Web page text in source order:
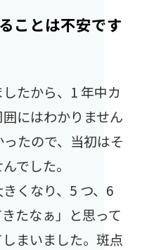
ことは不安です
たから、1 年中カ
にはわかりません
たので、当初はそ
でした。
くなり、5 つ、6
たなぁ」と思って
まいました。斑点